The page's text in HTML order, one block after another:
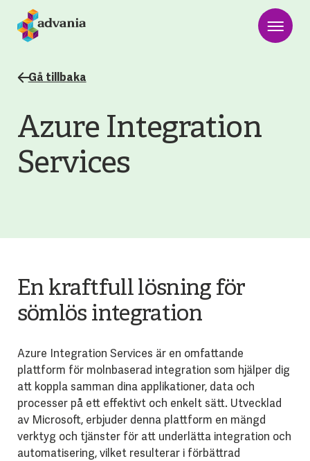
Gå tillbaka
Azure Integration
Services
En kraftfull lösning för
sömlös integration
Azure Integration Services är en omfattande
plattform för molnbaserad integration som hjälper dig
att koppla samman dina applikationer, data och
processer på ett effektivt och enkelt sätt. Utvecklad
av Microsoft, erbjuder denna plattform en mängd
verktyg och tjänster för att underlätta integration och
automatisering, vilket resulterar i förbättrad